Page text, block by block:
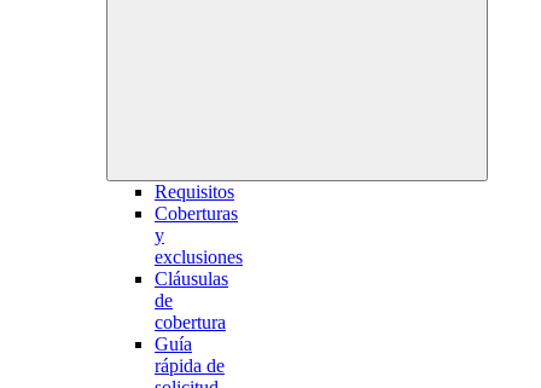
Requisitos
Coberturas
y
exclusiones
Cláusulas
de
cobertura
Guía
rápida de